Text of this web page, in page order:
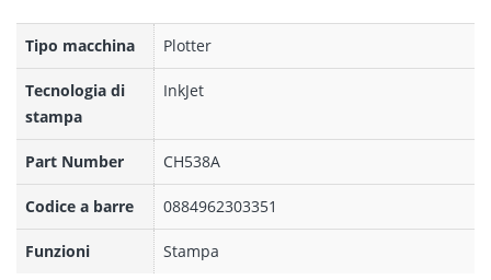
Tipo macchina Plotter
Tecnologia di
stampa
InkJet
Part Number CH538A
Codice a barre 0884962303351
Funzioni Stampa